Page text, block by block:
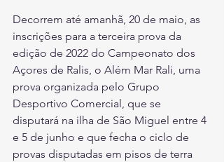
Decorrem até amanhã, 20 de maio, as
inscrições para a terceira prova da
edição de 2022 do Campeonato dos
Açores de Ralis, o Além Mar Rali, uma
prova organizada pelo Grupo
Desportivo Comercial, que se
disputará na ilha de São Miguel entre 4
e 5 de junho e que fecha o ciclo de
provas disputadas em pisos de terra